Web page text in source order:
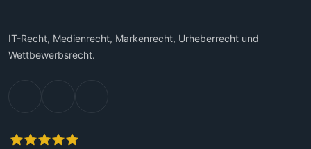
IT-Recht, Medienrecht, Markenrecht, Urheberrecht und
Wettbewerbsrecht.